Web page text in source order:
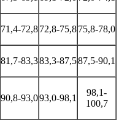
71,4-72,872,8-75,875,8-78,0
81,7-83,383,3-87,587,5-90,1
90,8-93,093,0-98,1
98,1-
100,7